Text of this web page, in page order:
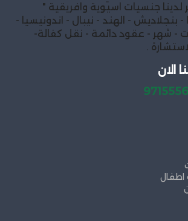
لدينا جنسيات اسيوية وافريقية "
- بنجلاديش - الهند - نيبال - اندونيسيا -
- شهر - عقود دائمة - نقل كفالة-
.
الان
اطفال